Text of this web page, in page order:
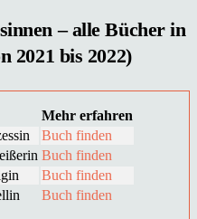
– alle Bücher in
2021 bis 2022)
Mehr erfahren
Buch finden
Buch finden
Buch finden
Buch finden